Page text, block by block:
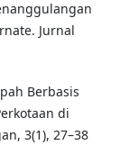
Jurnal
Berbasis
di
3(1), 27–38